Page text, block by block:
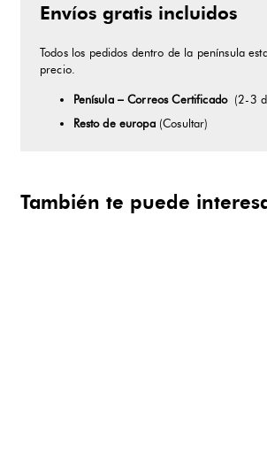
Envíos gratis incluidos
Todos los pedidos dentro de la península
precio.
Penísula – Correos Certificado(2-3
Resto de europa(Cosultar)
También te puede